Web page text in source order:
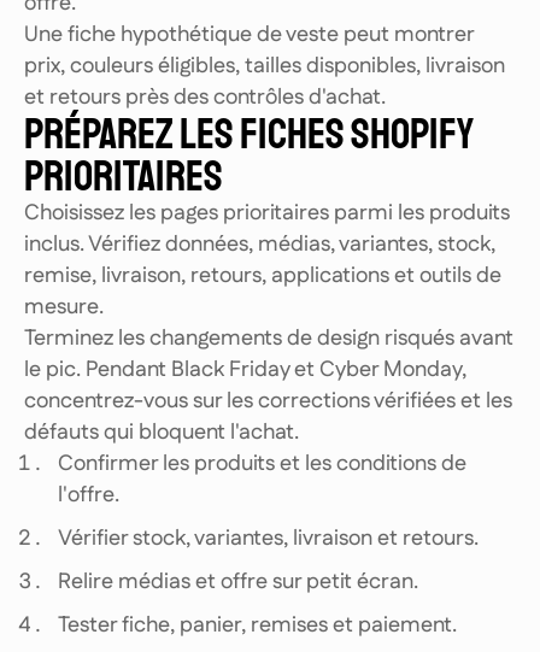
Une fiche hypothétique de veste peut montrer
prix, couleurs éligibles, tailles disponibles, livraison
et retours près des contrôles d'achat.
PRÉPAREZ LES FICHES SHOPIFY
PRIORITAIRES
Choisissez les pages prioritaires parmi les produits
inclus. Vérifiez données, médias, variantes, stock,
remise, livraison, retours, applications et outils de
mesure.
Terminez les changements de design risqués avant
le pic. Pendant Black Friday et Cyber Monday,
concentrez-vous sur les corrections vérifiées et les
défauts qui bloquent l'achat.
Confirmer les produits et les conditions de
l'offre.
Vérifier stock, variantes, livraison et retours.
Relire médias et offre sur petit écran.
Tester fiche, panier, remises et paiement.